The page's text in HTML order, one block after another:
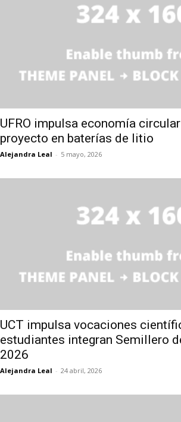
UFRO impulsa economía
proyecto en baterías de litio
Alejandra Leal - 5 mayo, 2026
UCT impulsa vocaciones
estudiantes integran Semillero
2026
Alejandra Leal - 24 abril, 2026